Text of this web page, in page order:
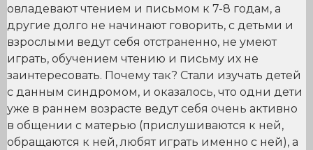
овладевают чтением и письмом к 7-8 годам, а
другие долго не начинают говорить, с детьми и
взрослыми ведут себя отстраненно, не умеют
играть, обучением чтению и письму их не
заинтересовать. Почему так? Стали изучать детей
с данным синдромом, и оказалось, что одни дети
уже в раннем возрасте ведут себя очень активно
в общении с матерью (прислушиваются к ней,
обращаются к ней, любят играть именно с ней), а